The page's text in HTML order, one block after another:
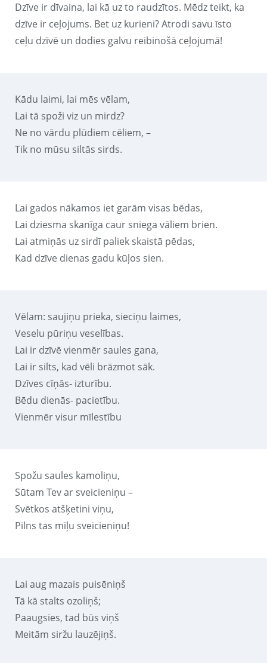
Dzīve ir dīvaina, lai kā uz to raudzītos. Mēdz teikt, ka
dzīve ir ceļojums. Bet uz kurieni? Atrodi savu īsto
ceļu dzīvē un dodies galvu reibinošā ceļojumā!
Kādu laimi, lai mēs vēlam,
Lai tā spoži viz un mirdz?
Ne no vārdu plūdiem cēliem, –
Tik no mūsu siltās sirds.
Lai gados nākamos iet garām visas bēdas,
Lai dziesma skanīga caur sniega vāliem brien.
Lai atmiņās uz sirdī paliek skaistā pēdas,
Kad dzīve dienas gadu kūļos sien.
Vēlam: saujiņu prieka, sieciņu laimes,
Veselu pūriņu veselības.
Lai ir dzīvē vienmēr saules gana,
Lai ir silts, kad vēli brāzmot sāk.
Dzīves cīņās- izturību.
Bēdu dienās- pacietību.
Vienmēr visur mīlestību
Spožu saules kamoliņu,
Sūtam Tev ar sveicieniņu –
Svētkos atšķetini viņu,
Pilns tas mīļu sveicieniņu!
Lai aug mazais puisēniņš
Tā kā stalts ozoliņš;
Paaugsies, tad būs viņš
Meitām siržu lauzējiņš.